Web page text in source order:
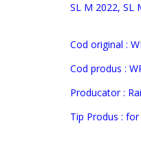
SL M 2022, SL
Cod original :
Cod produs :
Producator :
Tip Produs : for